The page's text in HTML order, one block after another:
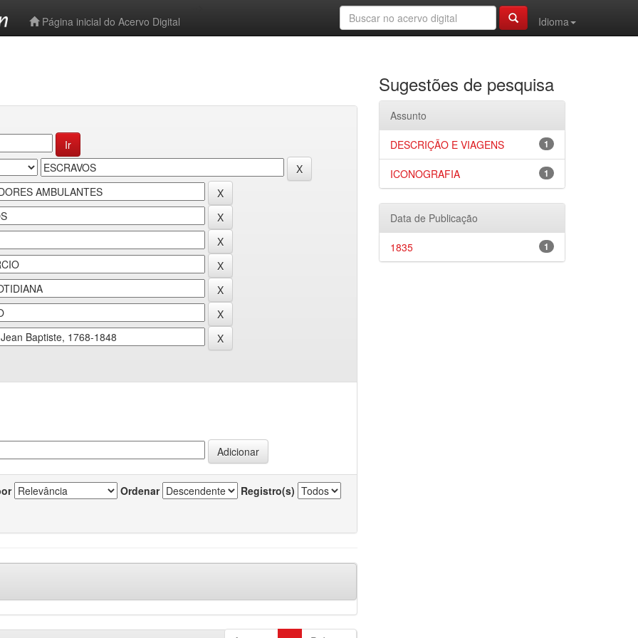
Página inicial do Acervo Digital
Idioma
Ordenar Registro(s)
Sugestões de pesquisa
Assunto
1
DESCRIÇÃO E VIAGENS
1
ICONOGRAFIA
Data de Publicação
1
1835